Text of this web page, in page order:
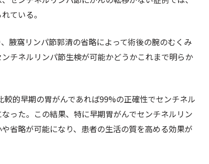
ている。
腋窩リンパ節郭清の省略によって術後の腕のむくみ
チネルリンパ節生検が可能かどうかこれまで明らか
的早期の胃がんであれば99%の正確性でセンチネル
った。この結果、特に早期胃がんでセンチネルリン
省略が可能になり、患者の生活の質を高める効果が